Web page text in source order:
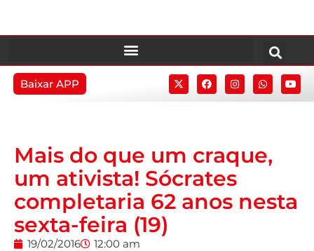
Baixar APP
Mais do que um craque,
um ativista! Sócrates
completaria 62 anos nesta
sexta-feira (19)
19/02/2016 12:00 am